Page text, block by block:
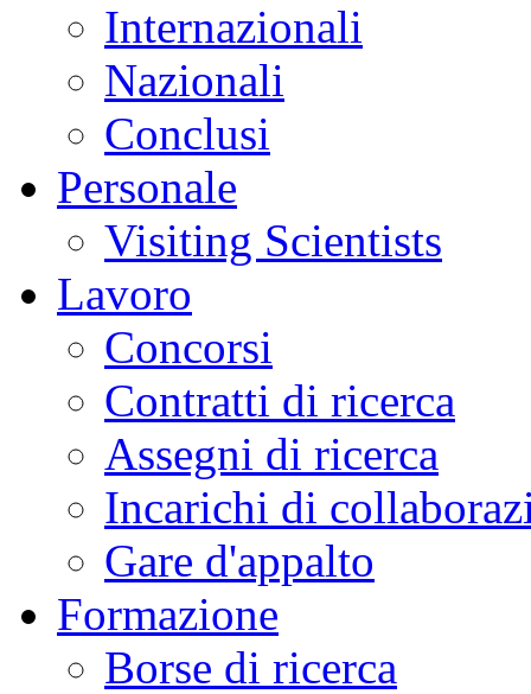
Internazionali
Nazionali
Conclusi
Personale
Visiting Scientists
Lavoro
Concorsi
Contratti di ricerca
Assegni di ricerca
Incarichi di
Gare d'appalto
Formazione
Borse di ricerca